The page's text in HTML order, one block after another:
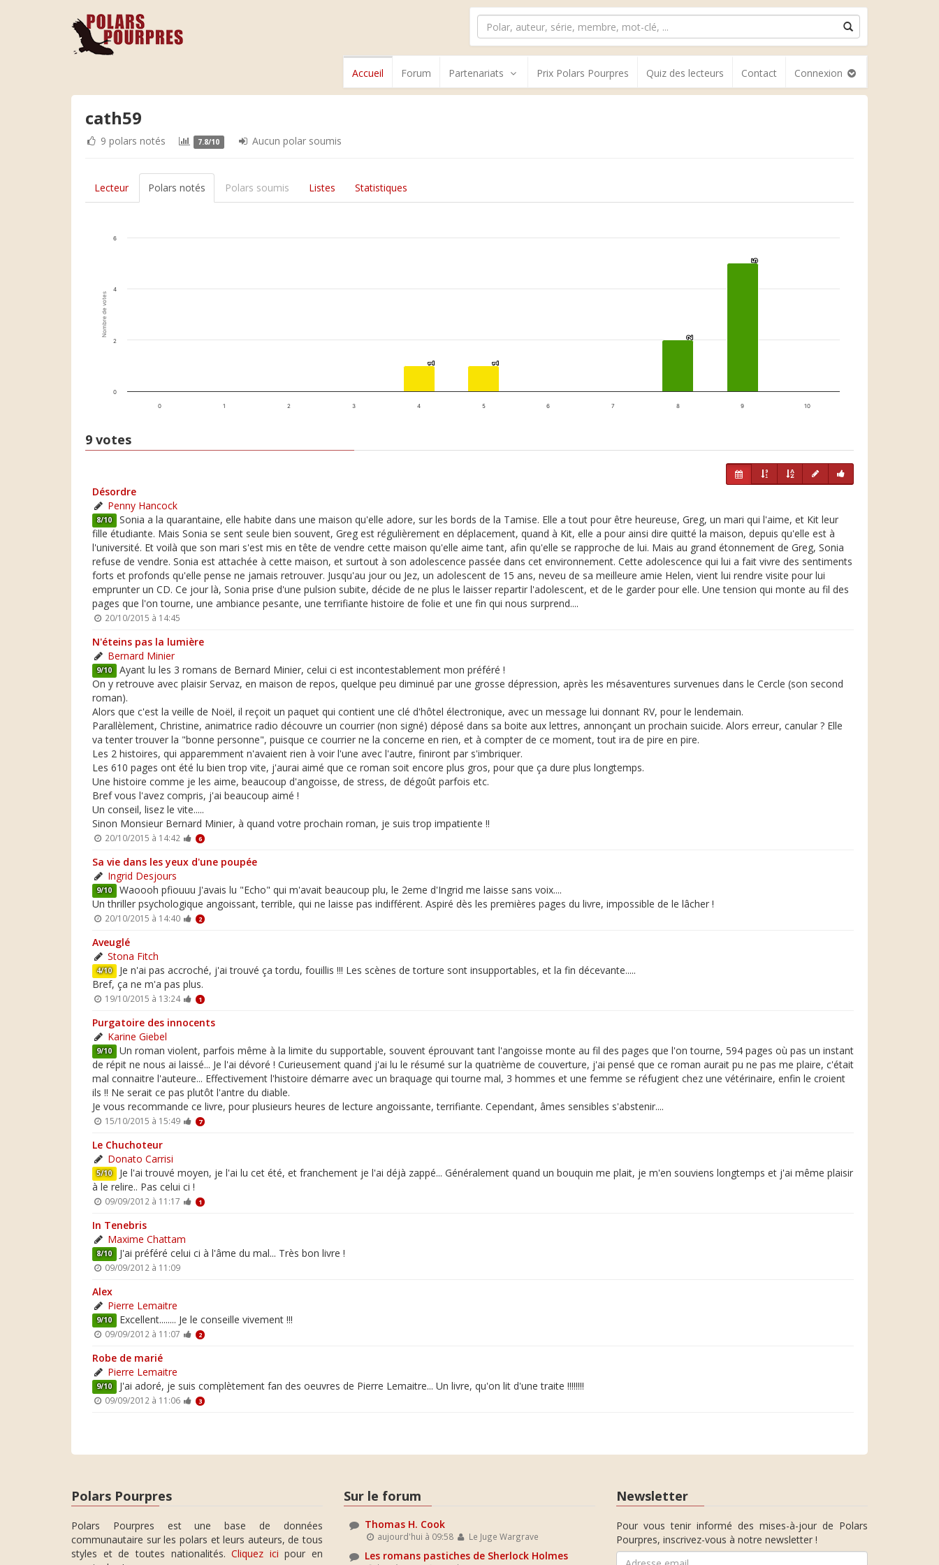
Accueil Forum Partenariats Prix Polars Pourpres Quiz des lecteurs Contact Connexion
cath59
9 polars notés 7.8/10 Aucun polar soumis
Lecteur Polars notés Polars soumis Listes Statistiques
Nombre de votes
1
1 1
1
2
2
5
5
0 1 2 3 4 5 6 7 8 9 10
0
2
4
6
9 votes
Désordre
Penny Hancock
8/10 Sonia a la quarantaine, elle habite dans une maison qu'elle adore, sur les bords de la Tamise. Elle a tout pour être heureuse, Greg, un mari qui l'aime, et Kit leur
fille étudiante. Mais Sonia se sent seule bien souvent, Greg est régulièrement en déplacement, quand à Kit, elle a pour ainsi dire quitté la maison, depuis qu'elle est à
l'université. Et voilà que son mari s'est mis en tête de vendre cette maison qu'elle aime tant, afin qu'elle se rapproche de lui. Mais au grand étonnement de Greg, Sonia
refuse de vendre. Sonia est attachée à cette maison, et surtout à son adolescence passée dans cet environnement. Cette adolescence qui lui a fait vivre des sentiments
forts et profonds qu'elle pense ne jamais retrouver. Jusqu'au jour ou Jez, un adolescent de 15 ans, neveu de sa meilleure amie Helen, vient lui rendre visite pour lui
emprunter un CD. Ce jour là, Sonia prise d'une pulsion subite, décide de ne plus le laisser repartir l'adolescent, et de le garder pour elle. Une tension qui monte au fil des
pages que l'on tourne, une ambiance pesante, une terrifiante histoire de folie et une fin qui nous surprend....
20/10/2015 à 14:45
N'éteins pas la lumière
Bernard Minier
9/10 Ayant lu les 3 romans de Bernard Minier, celui ci est incontestablement mon préféré !
On y retrouve avec plaisir Servaz, en maison de repos, quelque peu diminué par une grosse dépression, après les mésaventures survenues dans le Cercle (son second
roman).
Alors que c'est la veille de Noël, il reçoit un paquet qui contient une clé d'hôtel électronique, avec un message lui donnant RV, pour le lendemain.
Parallèlement, Christine, animatrice radio découvre un courrier (non signé) déposé dans sa boite aux lettres, annonçant un prochain suicide. Alors erreur, canular ? Elle
va tenter trouver la "bonne personne", puisque ce courrier ne la concerne en rien, et à compter de ce moment, tout ira de pire en pire.
Les 2 histoires, qui apparemment n'avaient rien à voir l'une avec l'autre, finiront par s'imbriquer.
Les 610 pages ont été lu bien trop vite, j'aurai aimé que ce roman soit encore plus gros, pour que ça dure plus longtemps.
Une histoire comme je les aime, beaucoup d'angoisse, de stress, de dégoût parfois etc.
Bref vous l'avez compris, j'ai beaucoup aimé !
Un conseil, lisez le vite.....
Sinon Monsieur Bernard Minier, à quand votre prochain roman, je suis trop impatiente !!
20/10/2015 à 14:42 6
Sa vie dans les yeux d'une poupée
Ingrid Desjours
9/10 Waoooh pfiouuu J'avais lu "Echo" qui m'avait beaucoup plu, le 2eme d'Ingrid me laisse sans voix....
Un thriller psychologique angoissant, terrible, qui ne laisse pas indifférent. Aspiré dès les premières pages du livre, impossible de le lâcher !
20/10/2015 à 14:40 2
Aveuglé
Stona Fitch
4/10 Je n'ai pas accroché, j'ai trouvé ça tordu, fouillis !!! Les scènes de torture sont insupportables, et la fin décevante.....
Bref, ça ne m'a pas plus.
19/10/2015 à 13:24 1
Purgatoire des innocents
Karine Giebel
9/10 Un roman violent, parfois même à la limite du supportable, souvent éprouvant tant l'angoisse monte au fil des pages que l'on tourne, 594 pages où pas un instant
de répit ne nous ai laissé... Je l'ai dévoré ! Curieusement quand j'ai lu le résumé sur la quatrième de couverture, j'ai pensé que ce roman aurait pu ne pas me plaire, c'était
mal connaitre l'auteure... Effectivement l'histoire démarre avec un braquage qui tourne mal, 3 hommes et une femme se réfugient chez une vétérinaire, enfin le croient
ils !! Ne serait ce pas plutôt l'antre du diable.
Je vous recommande ce livre, pour plusieurs heures de lecture angoissante, terrifiante. Cependant, âmes sensibles s'abstenir....
15/10/2015 à 15:49 7
Le Chuchoteur
Donato Carrisi
5/10 Je l'ai trouvé moyen, je l'ai lu cet été, et franchement je l'ai déjà zappé... Généralement quand un bouquin me plait, je m'en souviens longtemps et j'ai même plaisir
à le relire.. Pas celui ci !
09/09/2012 à 11:17 1
In Tenebris
Maxime Chattam
8/10 J'ai préféré celui ci à l'âme du mal... Très bon livre !
09/09/2012 à 11:09
Alex
Pierre Lemaitre
9/10 Excellent........ Je le conseille vivement !!!
09/09/2012 à 11:07 2
Robe de marié
Pierre Lemaitre
9/10 J'ai adoré, je suis complètement fan des oeuvres de Pierre Lemaitre... Un livre, qu'on lit d'une traite !!!!!!!!
09/09/2012 à 11:06 3
Polars Pourpres
Polars Pourpres est une base de données
communautaire sur les polars et leurs auteurs, de tous
styles et de toutes nationalités.Cliquez ici pour en
Sur le forum
Thomas H. Cook
aujourd'hui à 09:58 Le Juge Wargrave
Les romans pastiches de Sherlock Holmes
Newsletter
Pour vous tenir informé des mises-à-jour de Polars
Pourpres, inscrivez-vous à notre newsletter !